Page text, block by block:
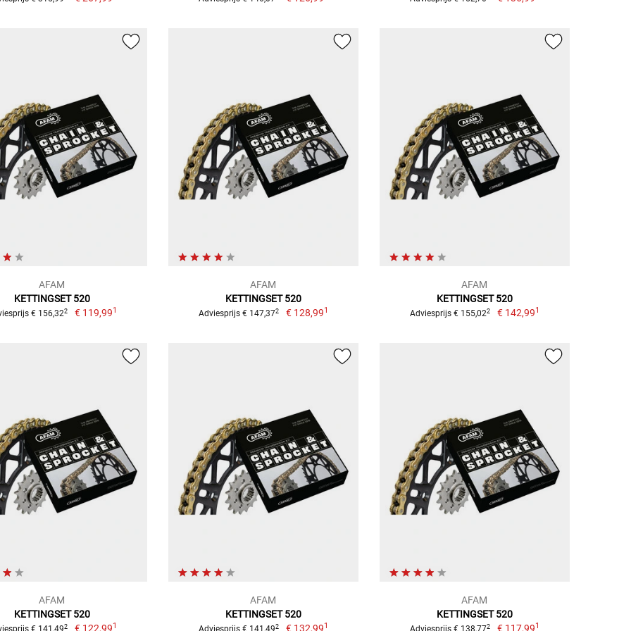
AFAM
KETTINGSET 520
€ 156,322 € 119,991
AFAM
KETTINGSET 520
Adviesprijs € 147,372 € 128,991
AFAM
KETTINGSET 520
Adviesprijs € 155,022 € 142,991
AFAM
KETTINGSET 520
€ 141,492 € 122,991
AFAM
KETTINGSET 520
Adviesprijs € 141,492 € 132,991
AFAM
KETTINGSET 520
Adviesprijs € 138,772 € 117,991